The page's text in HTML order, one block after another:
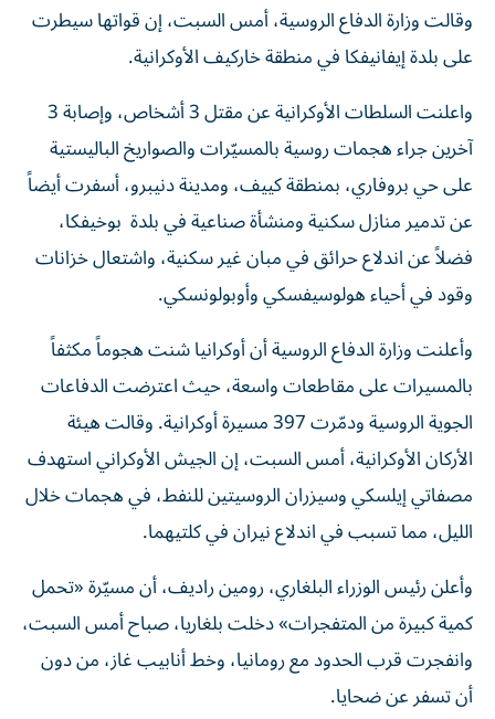
و​قالت وزارة ‌الدفاع ‌الروسية، أمس السبت، ‌إن قواتها سيطرت
على بلدة إيفانيفكا ​في منطقة ‌خاركيف الأوكرانية.
واعلنت السلطات الأوكرانية عن مقتل 3 أشخاص، وإصابة 3
آخرين جراء هجمات روسية بالمسيّرات والصواريخ الباليستية
على حي بروفاري، بمنطقة كييف، ومدينة دنيبرو، أسفرت أيضاً
عن تدمير منازل سكنية ومنشأة صناعية في بلدة بوخيفكا،
فضلاً عن اندلاع حرائق في مبان غير سكنية، واشتعال خزانات
وقود في أحياء هولوسيفسكي وأوبولونسكي.
وأعلنت وزارة الدفاع الروسية أن أوكرانيا شنت هجوماً مكثفاً
بالمسيرات على مقاطعات واسعة، حيث اعترضت الدفاعات
الجوية الروسية ودمّرت 397 مسيرة أوكرانية. وقالت هيئة
الأركان الأوكرانية، أمس السبت، ‌إن الجيش ‌الأوكراني استهدف
مصفاتي ‌إيلسكي وسيزران الروسيتين للنفط، في هجمات خلال
الليل، مما تسبب في اندلاع نيران في ​كلتيهما.
وأعلن رئيس الوزراء البلغاري، رومين راديف، أن مسيّرة «تحمل
كمية كبيرة من المتفجرات» دخلت بلغاريا، صباح أمس السبت،
وانفجرت قرب الحدود مع رومانيا، وخط أنابيب غاز، من دون
أن تسفر عن ضحايا.